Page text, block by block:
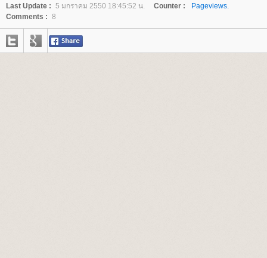
Last Update : 5 มกราคม 2550 18:45:52 น. Counter :
Pageviews.
Comments : 8